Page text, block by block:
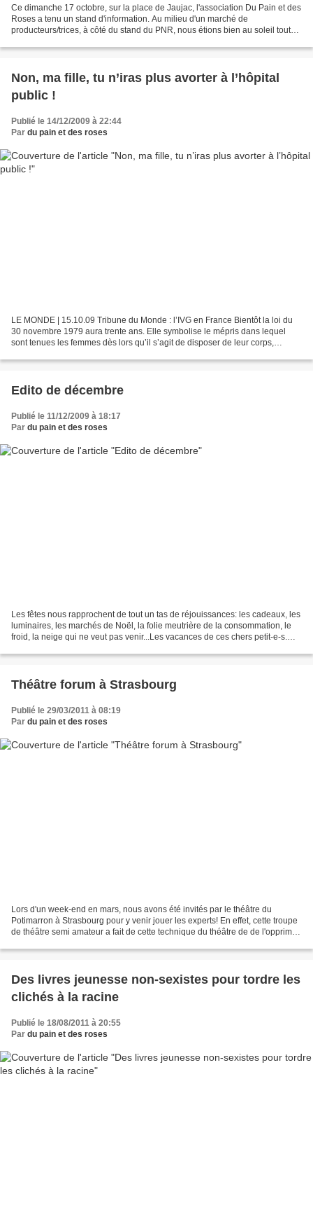
Ce dimanche 17 octobre, sur la place de Jaujac, l'association Du Pain et des
Roses a tenu un stand d'information. Au milieu d'un marché de
producteurs/trices, à côté du stand du PNR, nous étions bien au soleil toute
Non, ma fille, tu n’iras plus avorter à l’hôpital
public !
Publié le 14/12/2009 à 22:44
Par du pain et des roses
LE MONDE | 15.10.09 Tribune du Monde : l’IVG en France Bientôt la loi du
30 novembre 1979 aura trente ans. Elle symbolise le mépris dans lequel
sont tenues les femmes dès lors qu’il s’agit de disposer de leur corps,
Edito de décembre
Publié le 11/12/2009 à 18:17
Par du pain et des roses
Les fêtes nous rapprochent de tout un tas de réjouissances: les cadeaux, les
luminaires, les marchés de Noël, la folie meutrière de la consommation, le
froid, la neige qui ne veut pas venir...Les vacances de ces chers petit-e-s.
Théâtre forum à Strasbourg
Publié le 29/03/2011 à 08:19
Par du pain et des roses
Lors d'un week-end en mars, nous avons été invités par le théâtre du
Potimarron à Strasbourg pour y venir jouer les experts! En effet, cette troupe
de théâtre semi amateur a fait de cette technique du théâtre de de l'opprimé
Des livres jeunesse non-sexistes pour tordre les
clichés à la racine
Publié le 18/08/2011 à 20:55
Par du pain et des roses